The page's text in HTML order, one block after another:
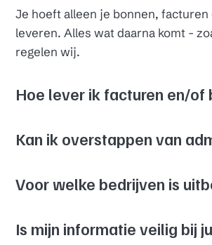
Je hoeft alleen je bonnen,
leveren. Alles wat daarna komt -
regelen wij.
Hoe lever ik facturen en/of
Kan ik overstappen van
Voor welke bedrijven is
Is mijn informatie veilig bij